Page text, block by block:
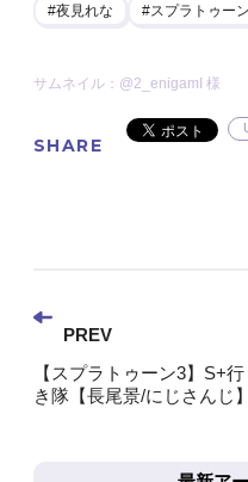
夜見れな
スプラトゥー
サムネイル：@2_enigamI 様
SHARE
PREV
【スプラトゥーン3】S+行
き隊【長尾景/にじさんじ】